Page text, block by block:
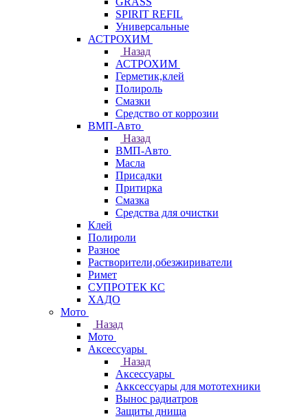
SPIRIT REFIL
Универсальные
АСТРОХИМ
Назад
АСТРОХИМ
Герметик,клей
Полироль
Смазки
Средство от коррозии
ВМП-Авто
Назад
ВМП-Авто
Масла
Присадки
Притирка
Смазка
Средства для очистки
Клей
Полироли
Разное
Растворители,обезжириватели
Римет
СУПРОТЕК КС
ХАДО
Мото
Назад
Мото
Аксессуары
Назад
Аксессуары
Акксессуары для мототехники
Вынос радиатров
Защиты днища